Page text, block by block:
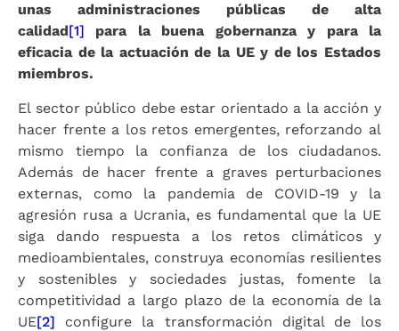
unas administraciones públicas de alta
calidad[1]
para la buena gobernanza y para la
eficacia de la actuación de la UE y de los Estados
miembros.
El sector público debe estar orientado a la acción y
hacer frente a los retos emergentes, reforzando al
mismo tiempo la confianza de los ciudadanos.
Además de hacer frente a graves perturbaciones
externas, como la pandemia de COVID-19 y la
agresión rusa a Ucrania, es fundamental que la UE
siga dando respuesta a los retos climáticos y
medioambientales, construya economías resilientes
y sostenibles y sociedades justas, fomente la
competitividad a largo plazo de la economía de la
UE[2] configure la transformación digital de los